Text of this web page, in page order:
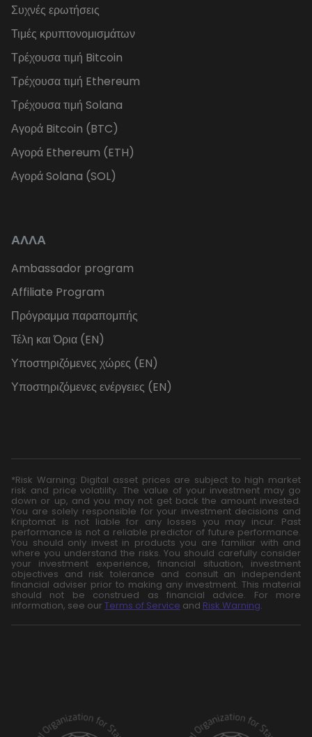
Συχνές ερωτήσεις
Τιμές κρυπτονομισμάτων
Τρέχουσα τιμή Bitcoin
Τρέχουσα τιμή Ethereum
Τρέχουσα τιμή Solana
Αγορά Bitcoin (BTC)
Αγορά Ethereum (ETH)
Αγορά Solana (SOL)
ΑΛΛΑ
Ambassador program
Affiliate Program
Πρόγραμμα παραπομπής
Τέλη και Όρια (EN)
Υποστηριζόμενες χώρες (EN)
Υποστηριζόμενες ενέργειες (EN)
*Risk Warning: Digital asset prices are subject to high market
risk and price volatility. The value of your investment may go
down or up, and you may not get back the amount invested.
You are solely responsible for your investment decisions and
Kriptomat is not liable for any losses you may incur. Past
performance is not a reliable predictor of future performance.
You should only invest in products you are familiar with and
where you understand the risks. You should carefully consider
your investment experience, financial situation, investment
objectives and risk tolerance and consult an independent
financial adviser prior to making any investment. This material
should not be construed as financial advice. For more
information, see our Terms of Service and Risk Warning.